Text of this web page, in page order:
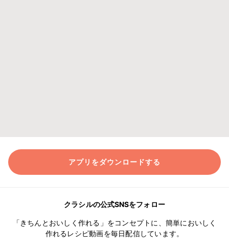
アプリをダウンロードする
クラシルの公式SNSをフォロー
「きちんとおいしく作れる」をコンセプトに、簡単においしく
作れるレシピ動画を毎日配信しています。